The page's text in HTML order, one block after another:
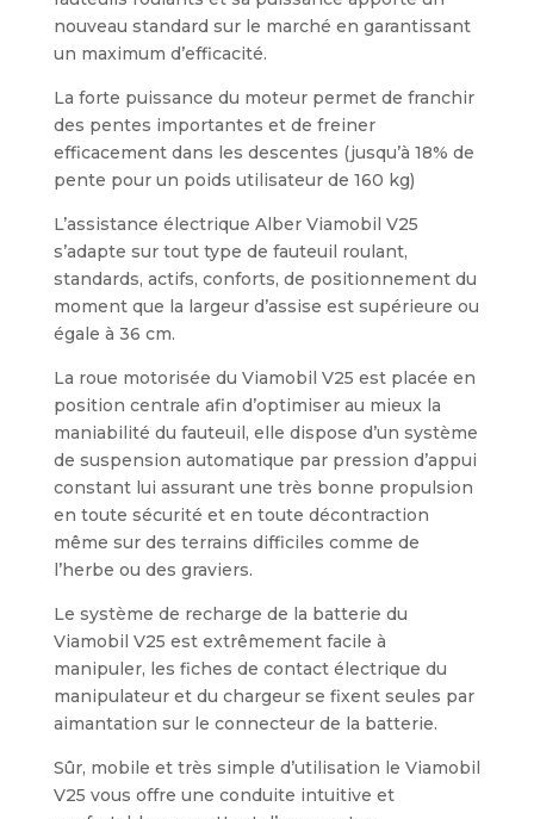
nouveau standard sur le marché en garantissant
un maximum d’efficacité.
La forte puissance du moteur permet de franchir
des pentes importantes et de freiner
efficacement dans les descentes (jusqu’à 18% de
pente pour un poids utilisateur de 160 kg)
L’assistance électrique Alber Viamobil V25
s’adapte sur tout type de fauteuil roulant,
standards, actifs, conforts, de positionnement du
moment que la largeur d’assise est supérieure ou
égale à 36 cm.
La roue motorisée du Viamobil V25 est placée en
position centrale afin d’optimiser au mieux la
maniabilité du fauteuil, elle dispose d’un système
de suspension automatique par pression d’appui
constant lui assurant une très bonne propulsion
en toute sécurité et en toute décontraction
même sur des terrains difficiles comme de
l’herbe ou des graviers.
Le système de recharge de la batterie du
Viamobil V25 est extrêmement facile à
manipuler, les fiches de contact électrique du
manipulateur et du chargeur se fixent seules par
aimantation sur le connecteur de la batterie.
Sûr, mobile et très simple d’utilisation le Viamobil
V25 vous offre une conduite intuitive et